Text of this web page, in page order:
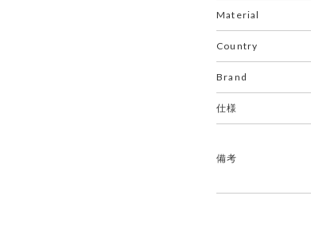
Material
Country
Brand
仕様
備考